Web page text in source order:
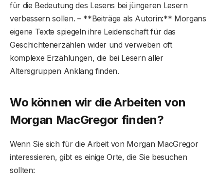
für die Bedeutung des Lesens bei jüngeren Lesern
verbessern sollen. – **Beiträge als Autorin:** Morgans
eigene Texte spiegeln ihre Leidenschaft für das
Geschichtenerzählen wider und verweben oft
komplexe Erzählungen, die bei Lesern aller
Altersgruppen Anklang finden.
Wo können wir die Arbeiten von
Morgan MacGregor finden?
Wenn Sie sich für die Arbeit von Morgan MacGregor
interessieren, gibt es einige Orte, die Sie besuchen
sollten: